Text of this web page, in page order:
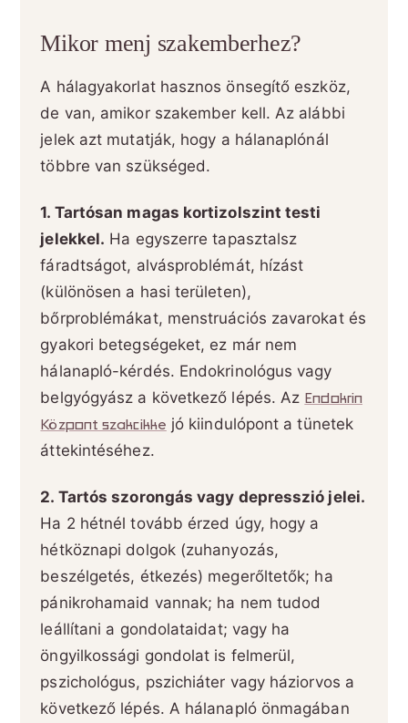
Mikor menj szakemberhez?
A hálagyakorlat hasznos önsegítő eszköz,
de van, amikor szakember kell. Az alábbi
jelek azt mutatják, hogy a hálanaplónál
többre van szükséged.
1. Tartósan magas kortizolszint testi
jelekkel. Ha egyszerre tapasztalsz
fáradtságot, alvásproblémát, hízást
(különösen a hasi területen),
bőrproblémákat, menstruációs zavarokat és
gyakori betegségeket, ez már nem
hálanapló-kérdés. Endokrinológus vagy
belgyógyász a következő lépés. Az Endokrin
Központ szakcikke jó kiindulópont a tünetek
áttekintéséhez.
2. Tartós szorongás vagy depresszió jelei.
Ha 2 hétnél tovább érzed úgy, hogy a
hétköznapi dolgok (zuhanyozás,
beszélgetés, étkezés) megerőltetők; ha
pánikrohamaid vannak; ha nem tudod
leállítani a gondolataidat; vagy ha
öngyilkossági gondolat is felmerül,
pszichológus, pszichiáter vagy háziorvos a
következő lépés. A hálanapló önmagában